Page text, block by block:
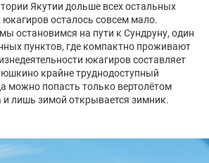
Якутии дольше всех остальных
юкагиров осталось совсем мало.
остановимся на пути к Сундруну, один
пунктов, где компактно проживают
юкагиров составляет
крайне труднодоступный
можно попасть только вертолётом
лишь зимой открывается зимник.